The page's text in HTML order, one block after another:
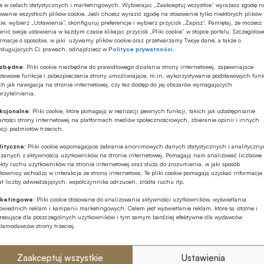
w celach statystycznych i marketingowych. Wybierając „Zaakceptuj wszystkie” wyrażasz zgodę
wszystkich plików cookie. Jeśli chcesz wyrazić zgodę na stosowanie tylko niektórych plików
wybierz „Ustawienia”, skonfiguruj preferencje i wybierz przycisk „Zapisz”. Pamiętaj, że możesz
swoje ustawienia w każdym czasie klikając przycisk „Pliki cookie” w stopce portalu.
o sposobie, w jaki używamy plików cookie oraz przetwarzamy Twoje dane, a także o
Ci prawach, odnajdziesz wPolityce prywatności
Pliki cookie niezbędne do prawidłowego działania strony internetowej, zapewniające
funkcje i zabezpieczenia strony umożliwiające, m.in. wykorzystywanie podstawowych
jak nawigacja na stronie internetowej, czy tez dostęp do jej obszarów wymagających
Pliki cookie, które pomagają w realizacji pewnych funkcji, takich jak udostępnianie
strony internetowej na platformach mediów społecznościowych, zbieranie opinii i innych
podmiotów trzecich.
Pliki cookie wspomagające zebranie anonimowych danych statystycznych i
z aktywnością użytkowników na stronie internetowej. Pomagają nam analizować liczbowe
ruchu użytkowników na stronie internetowej oraz służą do zrozumienia, w jaki sposób
wchodzą w interakcje ze stroną internetową. Te pliki cookie pomagają uzyskać informacje
liczby odwiedzających, współczynnika odrzuceń, źródła ruchu itp.
Pliki cookie stosowane do analizowania aktywności użytkowników, wyświetlania
reklam i kampanii marketingowych. Celem jest wyświetlanie reklam, które są istotne i
dla poszczególnych użytkowników i tym samym bardziej efektywne dla wydawców
strony trzeciej.
Zaakceptuj wszystkie Ustawienia
na scoringu kredytowym, który nie uwzględnia
(zdarzeniem „wyłudzenia” kredytu);
zakupu (w tym prenumeraty),
cena 5 zł netto (6,15 zł brutto) -
jest ten artykuł: SMS, cena 19 zł netto (23,37
wydań bieżących i wszystkich archiwalnych:
kodu, zakup zostanie przypisany i zapamiętany